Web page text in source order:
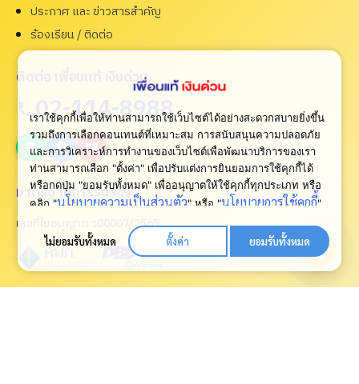
ประกาศ และ ข่าวสารสำคัญ
ร้องเรียน / ติดต่อ
ติดต่อ เพื่อนแท้ เงินด่วน
02-114-8988
มาตรฐานการรับรอง
เลขที่ใบอนุญาต ว00007/2565
เราใช้คุกกี้เพื่อให้ท่านสามารถใช้เว็บไซต์ได้อย่างสะดวกสบายยิ่งขึ้น
รวมถึงการเลือกคอนเทนต์ที่เหมาะสม การสนับสนุนความปลอดภัย
และการวิเคราะห์การทำงานของเว็บไซต์เพื่อพัฒนาบริการของเรา
ท่านสามารถเลือก "ตั้งค่า" เพื่อปรับแต่งการยินยอมการใช้คุกกี้ได้
หรือกดปุ่ม "ยอมรับทั้งหมด" เพื่ออนุญาตให้ใช้คุกกี้ทุกประเภท หรือ
คลิก "นโยบายความเป็นส่วนตัว" หรือ "นโยบายการใช้คุกกี้"
ไม่ยอมรับทั้งหมด ตั้งค่า ยอมรับทั้งหมด
ปรึกษาเรา
Open